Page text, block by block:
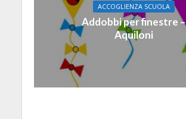
ACCOGLIENZA SCUOLA
Addobbi per finestre –
Aquiloni